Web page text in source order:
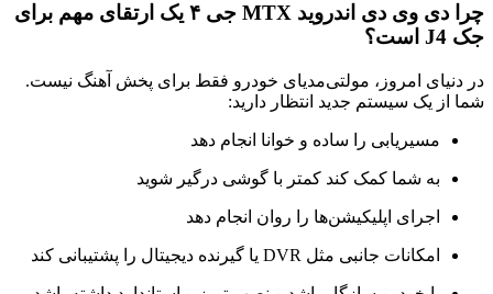
چرا دی وی دی اندروید MTX جی ۴ یک ارتقای مهم برای
جک J4 است؟
در دنیای امروز، مولتی‌مدیای خودرو فقط برای پخش آهنگ نیست.
شما از یک سیستم جدید انتظار دارید:
مسیر‌یابی را ساده و خوانا انجام دهد
به شما کمک کند کمتر با گوشی درگیر شوید
اجرای اپلیکیشن‌ها را روان انجام دهد
امکانات جانبی مثل DVR یا گیرنده دیجیتال را پشتیبانی کند